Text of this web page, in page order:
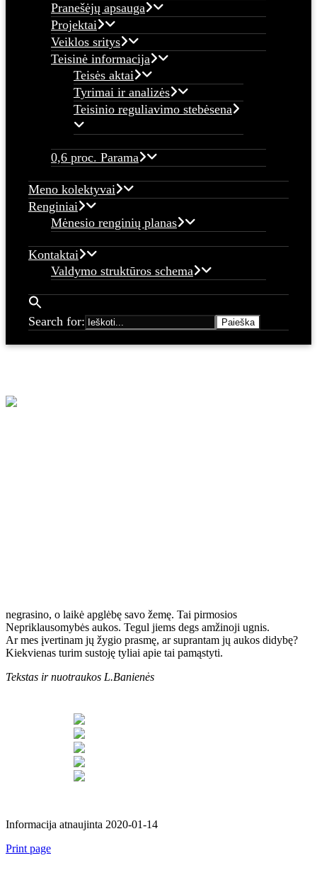
Pranešėjų apsauga
Projektai
Veiklos sritys
Teisinė informacija
Teisės aktai
Tyrimai ir analizės
Teisinio reguliavimo stebėsena
0,6 proc. Parama
Meno kolektyvai
Renginiai
Mėnesio renginių planas
Kontaktai
Valdymo struktūros schema
Search for:
negrasino, o laikė apglėbę savo žemę. Tai pirmosios
Nepriklausomybės aukos. Tegul jiems degs amžinoji ugnis.
Ar mes įvertinam jų žygio prasmę, ar suprantam jų aukos didybę?
Kiekvienas turim sustoję tyliai apie tai pamąstyti.
Tekstas ir nuotraukos L.Banienės
Informacija atnaujinta 2020-01-14
Print page